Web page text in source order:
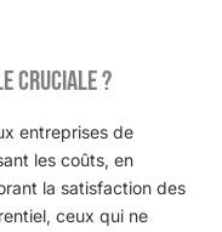
cruciale ?
entreprises de
les coûts, en
la satisfaction des
ceux qui ne